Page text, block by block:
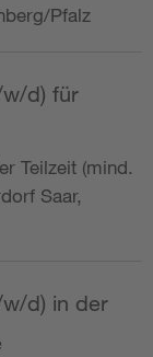
Pfalz
d) für
Teilzeit (mind.
Saar,
d) in der